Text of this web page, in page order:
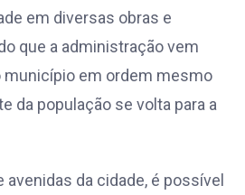
em diversas obras e
que a administração vem
município em ordem mesmo
da população se volta para a
avenidas da cidade, é possível